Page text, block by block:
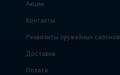
Акции
Контакты
Реквизиты оружейных салонов
Доставка
Оплата